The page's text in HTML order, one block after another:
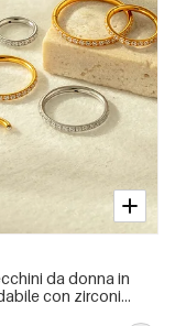
da donna in
con zirconi